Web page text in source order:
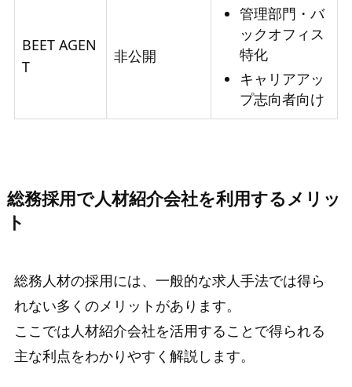
BEET AGEN
T
非公開
管理部門・バ
ックオフィス
特化
キャリアアッ
プ志向者向け
総務採用で人材紹介会社を利用するメリッ
ト
総務人材の採用には、一般的な求人手法では得ら
れない多くのメリットがあります。
ここでは人材紹介会社を活用することで得られる
主な利点をわかりやすく解説します。